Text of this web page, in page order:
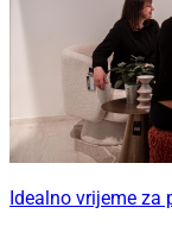
Idealno vrijeme za